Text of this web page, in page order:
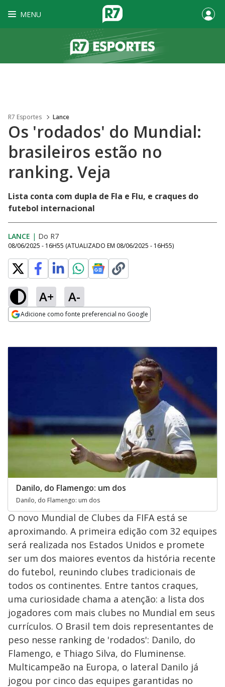
MENU
R7 Esportes Lance
Os 'rodados' do Mundial:
brasileiros estão no
ranking. Veja
Lista conta com dupla de Fla e Flu, e craques do
futebol internacional
LANCE | Do R7
08/06/2025 - 16H55 (ATUALIZADO EM 08/06/2025 - 16H55)
A+ A-
Adicione como fonte preferencial no Google
Danilo, do Flamengo: um dos
Danilo, do Flamengo: um dos
O novo Mundial de Clubes da FIFA está se
aproximando. A primeira edição com 32 equipes
será realizada nos Estados Unidos e promete
ser um dos maiores eventos da história recente
do futebol, reunindo clubes tradicionais de
todos os continentes. Entre tantos craques,
uma curiosidade chama a atenção: a lista dos
jogadores com mais clubes no Mundial em seus
currículos. O Brasil tem dois representantes de
peso nesse ranking de 'rodados': Danilo, do
Flamengo, e Thiago Silva, do Fluminense.
Multicampeão na Europa, o lateral Danilo já
jogou por cinco das equipes garantidas no